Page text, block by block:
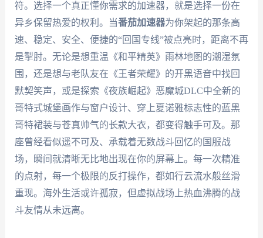
符。选择一个真正懂你需求的加速器，就是选择一份在
异乡保留热爱的权利。当番茄加速器为你架起的那条高
速、稳定、安全、便捷的“回国专线”被点亮时，距离不再
是掣肘。无论是想重温《和平精英》雨林地图的潮湿氛
围，还是想与老队友在《王者荣耀》的开黑语音中找回
默契笑声，或是探索《夜族崛起》恶魔城DLC中全新的
哥特式城堡画作与窗户设计、穿上夏诺雅标志性的蓝黑
哥特裙装与苍真帅气的长款大衣，都变得触手可及。那
座曾经看似遥不可及、承载着无数战斗回忆的国服战
场，瞬间就清晰无比地出现在你的屏幕上。每一次精准
的点射，每一个极限的反打操作，都如行云流水般丝滑
重现。海外生活或许孤寂，但虚拟战场上热血沸腾的战
斗友情从未远离。